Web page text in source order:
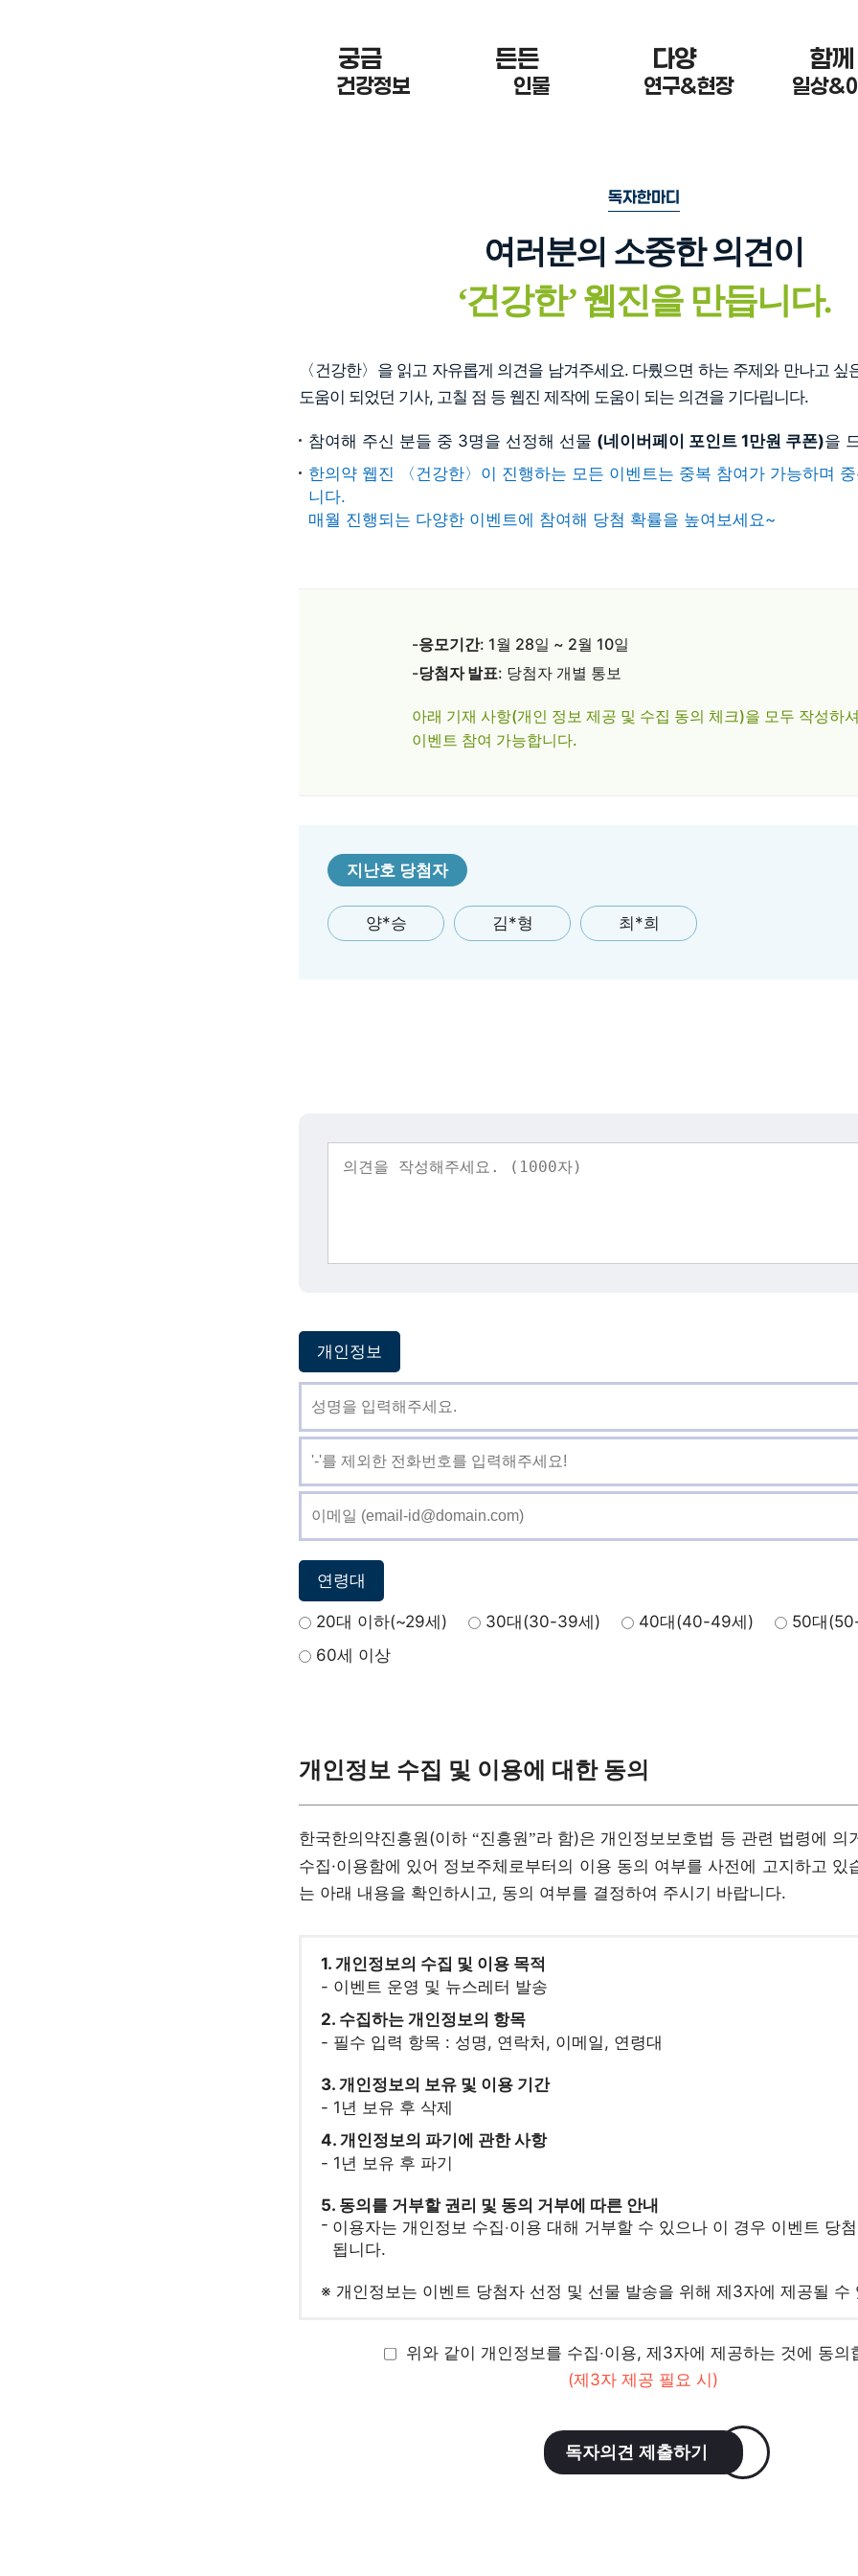
궁금 한
건강정보
든든 한
인물
다양 한
연구&현장
함께
일상&
독자한마디
여러분의 소중한 의견이
‘건강한’웹진을 만듭니다.
〈건강한〉을 읽고 자유롭게 의견을 남겨주세요. 다뤘으면 하는 주제와 만나고 싶
도움이 되었던 기사, 고칠 점 등 웹진 제작에 도움이 되는 의견을 기다립니다.
참여해 주신 분들 중 3명을 선정해 선물 (네이버페이 포인트 1만원 쿠폰)을
한의약 웹진 〈건강한〉이 진행하는 모든 이벤트는 중복 참여가 가능하며
니다.
매월 진행되는 다양한 이벤트에 참여해 당첨 확률을 높여보세요~
-응모기간: 1월 28일 ~ 2월 10일
-당첨자 발표: 당첨자 개별 통보
아래 기재 사항(개인 정보 제공 및 수집 동의 체크)을 모두 작성하
이벤트 참여 가능합니다.
지난호 당첨자
양*승 김*형 최*희
개인정보
연령대
20대 이하(~29세) 30대(30-39세) 40대(40-49세)
50대
60세 이상
개인정보 수집 및 이용에 대한 동의
한국한의약진흥원(이하“진흥원”라 함)은 개인정보보호법 등 관련 법령에 의
수집·이용함에 있어 정보주체로부터의 이용 동의 여부를 사전에 고지하고 있
는 아래 내용을 확인하시고, 동의 여부를 결정하여 주시기 바랍니다.
1. 개인정보의 수집 및 이용 목적
- 이벤트 운영 및 뉴스레터 발송
2. 수집하는 개인정보의 항목
- 필수 입력 항목 : 성명, 연락처, 이메일, 연령대
3. 개인정보의 보유 및 이용 기간
- 1년 보유 후 삭제
4. 개인정보의 파기에 관한 사항
- 1년 보유 후 파기
5. 동의를 거부할 권리 및 동의 거부에 따른 안내
이용자는 개인정보 수집‧이용 대해 거부할 수 있으나 이 경우 이벤트 당
됩니다.
※ 개인정보는 이벤트 당첨자 선정 및 선물 발송을 위해 제3자에 제공될 수
위와 같이 개인정보를 수집‧이용, 제3자에 제공하는 것에 동의
(제3자 제공 필요 시)
독자의견 제출하기